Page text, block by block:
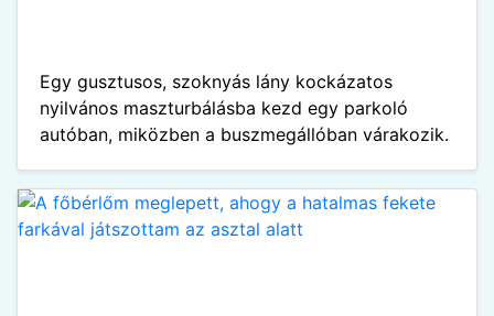
Egy gusztusos, szoknyás lány kockázatos
nyilvános maszturbálásba kezd egy parkoló
autóban, miközben a buszmegállóban várakozik.